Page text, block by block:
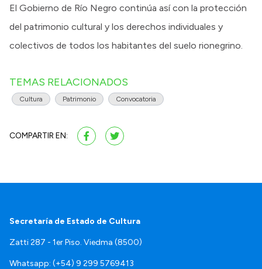
El Gobierno de Río Negro continúa así con la protección
del patrimonio cultural y los derechos individuales y
colectivos de todos los habitantes del suelo rionegrino.
TEMAS RELACIONADOS
Cultura Patrimonio Convocatoria
COMPARTIR EN:
Secretaría de Estado de Cultura
Zatti 287 - 1er Piso. Viedma (8500)
Whatsapp: (+54) 9 299 5769413